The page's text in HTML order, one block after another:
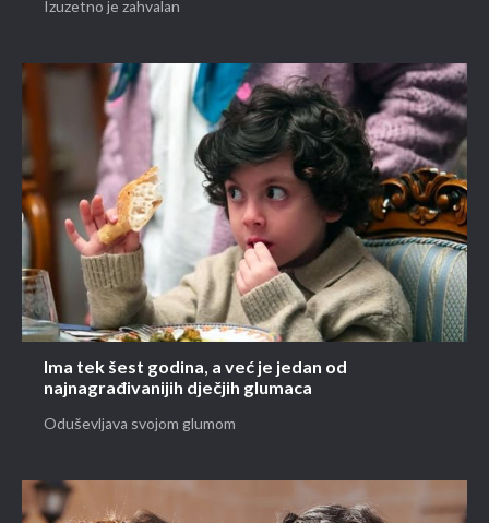
Izuzetno je zahvalan
Ima tek šest godina, a već je jedan od
najnagrađivanijih dječjih glumaca
Oduševljava svojom glumom